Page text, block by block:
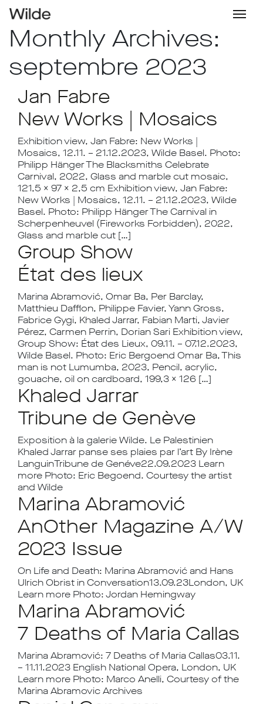
Monthly Archives:
septembre 2023
Jan Fabre
New Works | Mosaics
Exhibition view, Jan Fabre: New Works |
Mosaics, 12.11. – 21.12.2023, Wilde Basel. Photo:
Philipp Hänger The Blacksmiths Celebrate
Carnival, 2022, Glass and marble cut mosaic,
121,5 x 97 x 2,5 cm Exhibition view, Jan Fabre:
New Works | Mosaics, 12.11. – 21.12.2023, Wilde
Basel. Photo: Philipp Hänger The Carnival in
Scherpenheuvel (Fireworks Forbidden), 2022,
Glass and marble cut […]
Group Show
État des lieux
Marina Abramović, Omar Ba, Per Barclay,
Matthieu Dafflon, Philippe Favier, Yann Gross,
Fabrice Gygi, Khaled Jarrar, Fabian Marti, Javier
Pérez, Carmen Perrin, Dorian Sari Exhibition view,
Group Show: État des Lieux, 09.11. – 07.12.2023,
Wilde Basel. Photo: Eric Bergoend Omar Ba, This
man is not Lumumba, 2023, Pencil, acrylic,
gouache, oil on cardboard, 199,3 x 126 […]
Khaled Jarrar
Tribune de Genève
Exposition à la galerie Wilde. Le Palestinien
Khaled Jarrar panse ses plaies par l’art By Irène
LanguinTribune de Genéve22.09.2023 Learn
more Photo: Eric Begoend. Courtesy the artist
and Wilde
Marina Abramović
AnOther Magazine A/W
2023 Issue
On Life and Death: Marina Abramović and Hans
Ulrich Obrist in Conversation13.09.23London, UK
Learn more Photo: Jordan Hemingway
Marina Abramović
7 Deaths of Maria Callas
Marina Abramović: 7 Deaths of Maria Callas03.11.
– 11.11.2023 English National Opera, London, UK
Learn more Photo: Marco Anelli, Courtesy of the
Marina Abramovic Archives